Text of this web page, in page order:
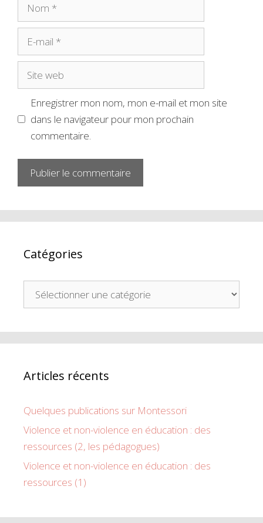
Enregistrer mon nom, mon e-mail et mon site
dans le navigateur pour mon prochain
commentaire.
Catégories
Articles récents
Quelques publications sur Montessori
Violence et non-violence en éducation : des
ressources (2, les pédagogues)
Violence et non-violence en éducation : des
ressources (1)